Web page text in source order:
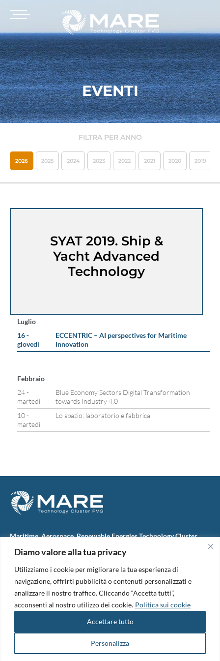
Diamo valore alla tua privacy
Utilizziamo i cookie per migliorare la tua esperienza di
navigazione, offrirti pubblicità o contenuti personalizzati e
analizzare il nostro traffico. Cliccando “Accetta tutti”,
acconsenti al nostro utilizzo dei cookie. Politica sui cookie
Personalizza
Accettare tutto
EVENTI
FILTRA PER ANNO
2026 2025 2024 2023 2022 2021 2020 2019
SYAT 2019. Ship &
Yacht Advanced
Technology
Luglio
16 -
giovedì
ECCENTRIC – AI perspectives for Maritime
Innovation
Febbraio
24 -
martedì
Blue Economy Sectors Digital Transformation
towards Industry 4.0
10 -
martedì
Lo spazio: laboratorio e fabbrica
Maritime, Aerospace, Renewable Energies Technology Cluster
M.A.R.E. TC FVG S.c.ar.l.
34074 Monfalcone (Italy)
tel. +39 0481 723440
Codice Fiscale e Partita Iva: 01138620313
PEC:marefvg@legalmail.it
Codice univoco per i pagamenti: M5UXCR1
Copyright 2026. Design and development by
Informativa Privacy|Cookie Policy|Amm. Trasparente|Bandi &